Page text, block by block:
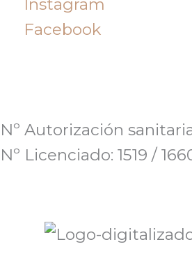
Instagram
Facebook
Nº Autorización
Nº Licenciado: 1519 /